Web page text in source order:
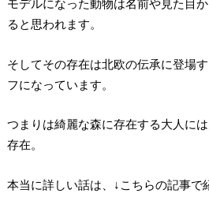
モデルになった動物は名前や見た目
ると思われます。
そしてその存在は北欧の伝承に登場
フになっています。
つまりは綺麗な森に存在する大人に
存在。
本当に詳しい話は、↓こちらの記事で